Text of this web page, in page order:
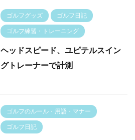
ゴルフグッズ ゴルフ日記
ゴルフ練習・トレーニング
ヘッドスピード、ユピテルスイン
グトレーナーで計測
ゴルフのルール・用語・マナー
ゴルフ日記